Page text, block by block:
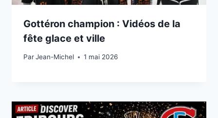
Gottéron champion : Vidéos de la
fête glace et ville
ParJean-Michel
1 mai 2026 1 mai 2026